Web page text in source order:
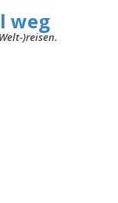
weg
)reisen.